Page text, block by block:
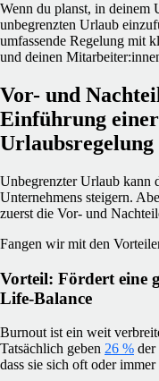
Wenn du planst, in deinem
unbegrenzten Urlaub
umfassende Regelung mit
und deinen
Vor- und
Einführung
Urlaubsregelung
Unbegrenzter Urlaub kann
Unternehmens steigern.
zuerst die Vor- und
Fangen wir mit den
Vorteil: Fördert eine
Life-Balance
Burnout ist ein weit
Tatsächlich geben 26 % der
dass sie sich oft oder